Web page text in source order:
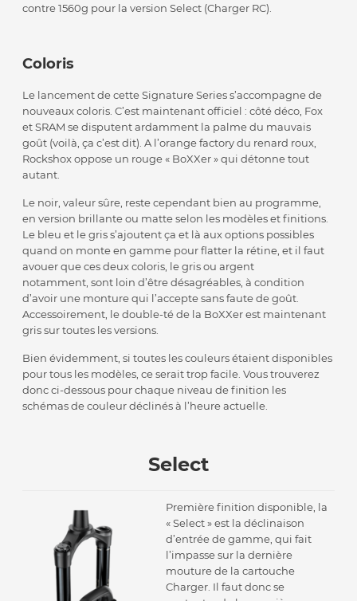
contre 1560g pour la version Select (Charger RC).
Coloris
Le lancement de cette Signature Series s’accompagne de
nouveaux coloris. C’est maintenant officiel : côté déco, Fox
et SRAM se disputent ardamment la palme du mauvais
goût (voilà, ça c’est dit). A l’orange factory du renard roux,
Rockshox oppose un rouge « BoXXer » qui détonne tout
autant.
Le noir, valeur sûre, reste cependant bien au programme,
en version brillante ou matte selon les modèles et finitions.
Le bleu et le gris s’ajoutent ça et là aux options possibles
quand on monte en gamme pour flatter la rétine, et il faut
avouer que ces deux coloris, le gris ou argent
notamment, sont loin d’être désagréables, à condition
d’avoir une monture qui l’accepte sans faute de goût.
Accessoirement, le double-té de la BoXXer est maintenant
gris sur toutes les versions.
Bien évidemment, si toutes les couleurs étaient disponibles
pour tous les modèles, ce serait trop facile. Vous trouverez
donc ci-dessous pour chaque niveau de finition les
schémas de couleur déclinés à l’heure actuelle.
Select
Première finition disponible, la
« Select » est la déclinaison
d’entrée de gamme, qui fait
l’impasse sur la dernière
mouture de la cartouche
Charger. Il faut donc se